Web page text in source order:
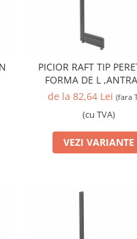
PICIOR RAFT TIP
FORMA DE L
de la 82,64 Lei (fara
(cu TVA)
VEZI VARIANTE